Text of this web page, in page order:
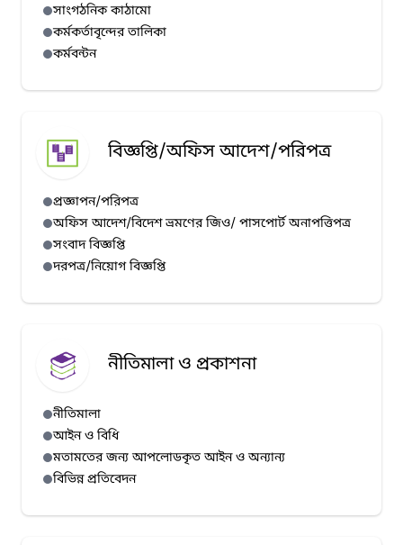
সাংগঠনিক কাঠামো
কর্মকর্তাবৃন্দের তালিকা
কর্মবন্টন
বিজ্ঞপ্তি/অফিস আদেশ/পরিপত্র
প্রজ্ঞাপন/পরিপত্র
অফিস আদেশ/বিদেশ ভ্রমণের জিও/ পাসপোর্ট অনাপত্তিপত্র
সংবাদ বিজ্ঞপ্তি
দরপত্র/নিয়োগ বিজ্ঞপ্তি
নীতিমালা ও প্রকাশনা
নীতিমালা
আইন ও বিধি
মতামতের জন্য আপলোডকৃত আইন ও অন্যান্য
বিভিন্ন প্রতিবেদন